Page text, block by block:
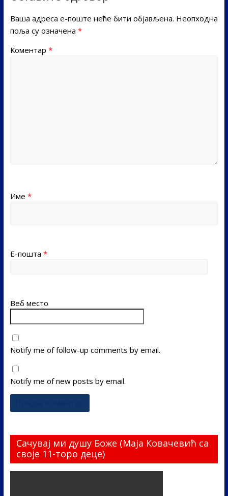
Ваша адреса е-поште неће бити објављена. Неопходна
поља су означена *
Коментар *
Име *
Е-пошта *
Веб место
Notify me of follow-up comments by email.
Notify me of new posts by email.
Сачувај ми душу Боже (Маја Ковачевић са
своје 11-торо деце)